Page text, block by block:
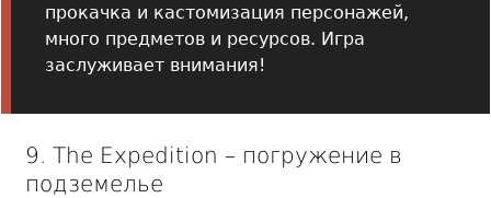
прокачка и кастомизация персонажей,
много предметов и ресурсов. Игра
заслуживает внимания!
9. The Expedition – погружение в
подземелье